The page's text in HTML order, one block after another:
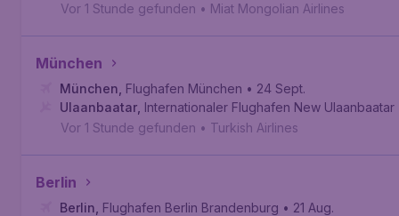
Vor 1 Stunde gefunden • Miat Mongolian Airlines
München
München Flughafen München • 24 Sept.
Ulaanbaatar Internationaler Flughafen New
Vor 1 Stunde gefunden • Turkish Airlines
Berlin
Berlin Flughafen Berlin Brandenburg • 21 Aug.